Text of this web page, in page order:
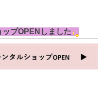
プOPENしました